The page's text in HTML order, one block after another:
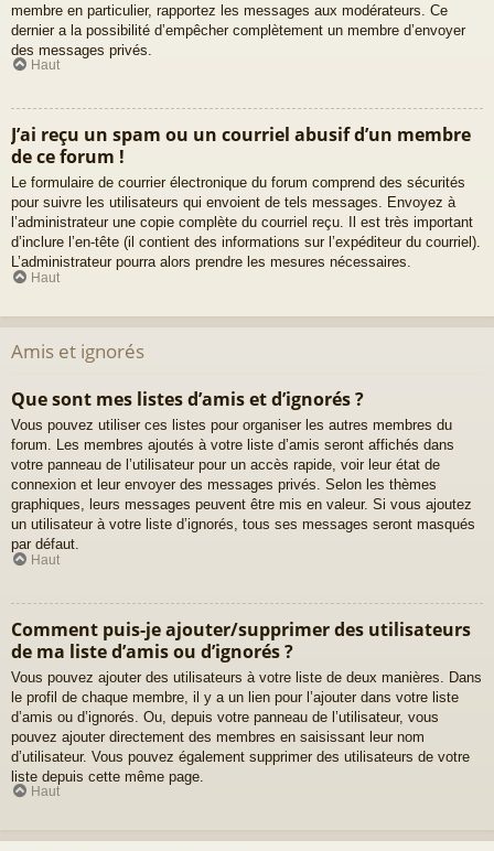
membre en particulier, rapportez les messages aux modérateurs. Ce
dernier a la possibilité d’empêcher complètement un membre d’envoyer
des messages privés.
Haut
J’ai reçu un spam ou un courriel abusif d’un membre
de ce forum !
Le formulaire de courrier électronique du forum comprend des sécurités
pour suivre les utilisateurs qui envoient de tels messages. Envoyez à
l’administrateur une copie complète du courriel reçu. Il est très important
d’inclure l’en-tête (il contient des informations sur l’expéditeur du courriel).
L’administrateur pourra alors prendre les mesures nécessaires.
Haut
Amis et ignorés
Que sont mes listes d’amis et d’ignorés ?
Vous pouvez utiliser ces listes pour organiser les autres membres du
forum. Les membres ajoutés à votre liste d’amis seront affichés dans
votre panneau de l’utilisateur pour un accès rapide, voir leur état de
connexion et leur envoyer des messages privés. Selon les thèmes
graphiques, leurs messages peuvent être mis en valeur. Si vous ajoutez
un utilisateur à votre liste d’ignorés, tous ses messages seront masqués
par défaut.
Haut
Comment puis-je ajouter/supprimer des utilisateurs
de ma liste d’amis ou d’ignorés ?
Vous pouvez ajouter des utilisateurs à votre liste de deux manières. Dans
le profil de chaque membre, il y a un lien pour l’ajouter dans votre liste
d’amis ou d’ignorés. Ou, depuis votre panneau de l’utilisateur, vous
pouvez ajouter directement des membres en saisissant leur nom
d’utilisateur. Vous pouvez également supprimer des utilisateurs de votre
liste depuis cette même page.
Haut